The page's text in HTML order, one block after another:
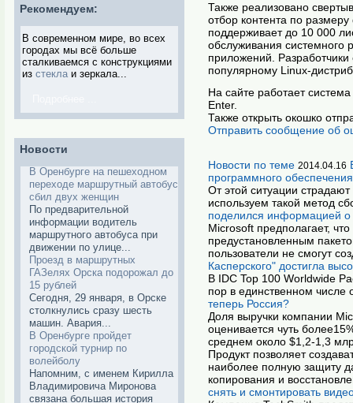
Рекомендуем:
В современном мире, во всех
городах мы всё больше
сталкиваемся с конструкциями
из стекла и зеркала...
Новости
В Оренбурге на пешеходном
переходе маршрутный автобус
сбил двух женщин
По предварительной
информации водитель
маршрутного автобуса при
движении по улице...
Проезд в маршрутных
ГАЗелях Орска подорожал до
15 рублей
Сегодня, 29 января, в Орске
столкнулись сразу шесть
машин. Авария...
В Оренбурге пройдет
городской турнир по
волейболу
Напомним, с именем Кирилла
Владимировича Миронова
связана большая история
Также реализовано
отбор контента по
поддерживает до 10 000
обслуживания системного
приложений.
популярному Linux-
На сайте работает
Enter.
Также открыть окошко
Отправить сообщение об
Новости по теме 2014.04.16
программного
От этой ситуации
используем такой метод
поделился информацией о
Microsoft предполагает,
предустановленным
пользователи не смогут
Касперского" достигла
В IDC Top 100 Worldwide
пор в единственном числе
теперь Россия?
Доля выручки компании
оценивается чуть
среднем около $1,2-1,3
Продукт позволяет
наиболее полную защиту
копирования и
снять и смонтировать